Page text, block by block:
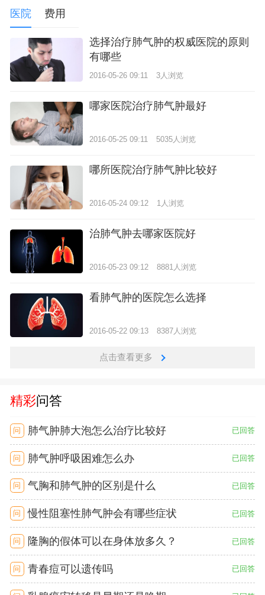
医院 费用
选择治疗肺气肿的权威医院的原则
有哪些
2016-05-26 09:11 3人浏览
哪家医院治疗肺气肿最好
2016-05-25 09:11 5035人浏览
哪所医院治疗肺气肿比较好
2016-05-24 09:12 1人浏览
治肺气肿去哪家医院好
2016-05-23 09:12 8881人浏览
看肺气肿的医院怎么选择
2016-05-22 09:13 8387人浏览
点击查看更多
精彩问答
问 肺气肿肺大泡怎么治疗比较好 已回答
问 肺气肿呼吸困难怎么办 已回答
问 气胸和肺气肿的区别是什么 已回答
问 慢性阻塞性肺气肿会有哪些症状 已回答
问 隆胸的假体可以在身体放多久？ 已回答
问 青春痘可以遗传吗 已回答